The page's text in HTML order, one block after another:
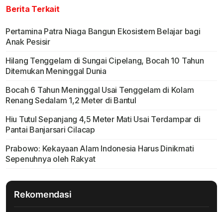
Berita Terkait
Pertamina Patra Niaga Bangun Ekosistem Belajar bagi
Anak Pesisir
Hilang Tenggelam di Sungai Cipelang, Bocah 10 Tahun
Ditemukan Meninggal Dunia
Bocah 6 Tahun Meninggal Usai Tenggelam di Kolam
Renang Sedalam 1,2 Meter di Bantul
Hiu Tutul Sepanjang 4,5 Meter Mati Usai Terdampar di
Pantai Banjarsari Cilacap
Prabowo: Kekayaan Alam Indonesia Harus Dinikmati
Sepenuhnya oleh Rakyat
Rekomendasi